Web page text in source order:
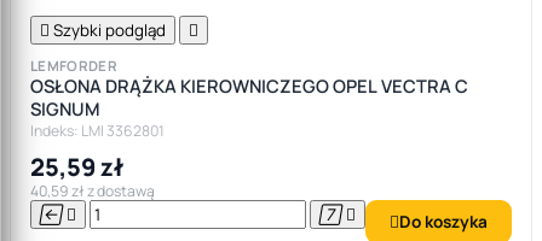
 Szybki podgląd 
LEMFORDER
OSŁONA DRĄŻKA KIEROWNICZEGO OPEL VECTRA C
SIGNUM
Indeks: LMI 3362801
25,59 zł
40,59 zł z dostawą
    Do koszyka